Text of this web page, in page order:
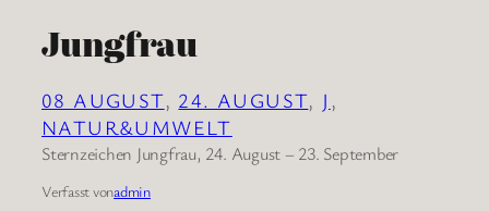
Jungfrau
08 AUGUST, 24. AUGUST, J
NATUR&UMWELT
Sternzeichen Jungfrau, 24. August – 23. September
Verfasst vonadmin